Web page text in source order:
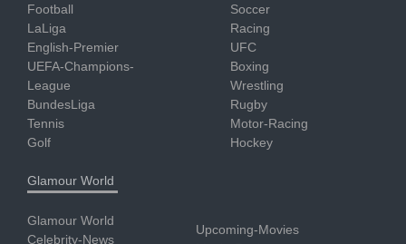
Football
LaLiga
English-Premier
UEFA-Champions-
League
BundesLiga
Tennis
Golf
Soccer
Racing
UFC
Boxing
Wrestling
Rugby
Motor-Racing
Hockey
Glamour World
Glamour World
Celebrity-News
Upcoming-Movies